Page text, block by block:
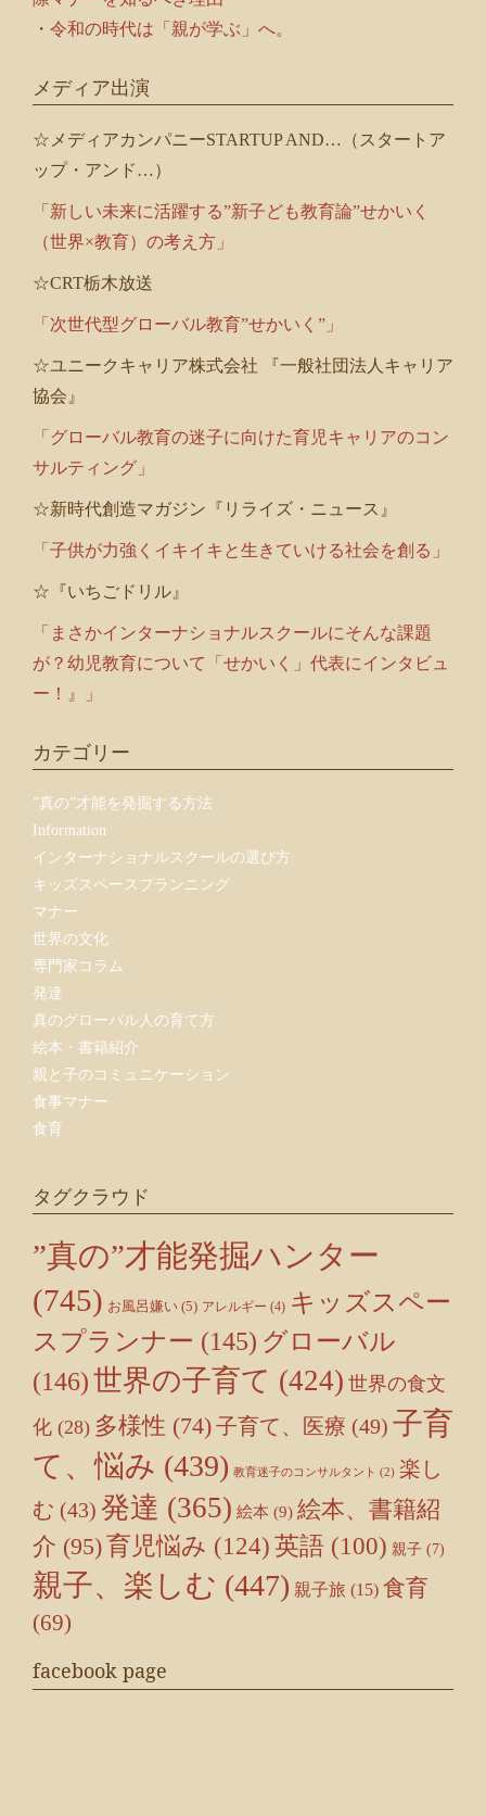
・ 令和の時代は「親が学ぶ」へ。
メディア出演
☆メディアカンパニーSTARTUP AND…（スタートア
ップ・アンド…）
「新しい未来に活躍する”新子ども教育論”せかいく
（世界×教育）の考え方」
☆CRT栃木放送
「次世代型グローバル教育”せかいく”」
☆ユニークキャリア株式会社 『一般社団法人キャリア
協会』
「グローバル教育の迷子に向けた育児キャリアのコン
サルティング」
☆新時代創造マガジン『リライズ・ニュース』
「子供が力強くイキイキと生きていける社会を創る」
☆『いちごドリル』
「まさかインターナショナルスクールにそんな課題
が？幼児教育について「せかいく」代表にインタビュ
ー！』」
カテゴリー
”真の”才能を発掘する方法
Information
インターナショナルスクールの選び方
キッズスペースプランニング
マナー
世界の文化
専門家コラム
発達
真のグローバル人の育て方
絵本・書籍紹介
親と子のコミュニケーション
食事マナー
食育
タグクラウド
”真の”才能発掘ハンター
(745) お風呂嫌い (5) アレルギー (4) キッズスペー
スプランナー (145) グローバル
(146)世界の子育て (424) 世界の食文
化 (28) 多様性 (74)子育て、医療 (49) 子育
て、悩み (439) 教育迷子のコンサルタント (2) 楽し
む (43) 発達 (365) 絵本 (9) 絵本、書籍紹
介 (95)育児悩み (124) 英語 (100) 親子 (7)
親子、楽しむ (447) 親子旅 (15) 食育
(69)
facebook page